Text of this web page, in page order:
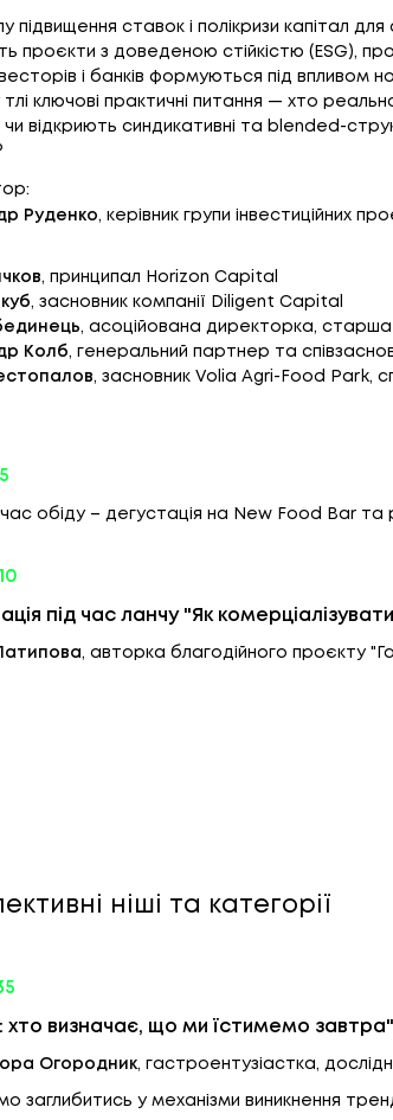
підвищення ставок і полікризи капітал
проєкти з доведеною стійкістю (ESG),
і банків формуються під впливом
ключові практичні питання — хто
чи відкриють синдикативні та blended-
Руденко, керівник групи інвестиційних
, принципал Horizon Capital
, засновник компанії Diligent Capital
, асоційована директорка,
Колб, генеральний партнер та
, засновник Volia Agri-Food Park,
час обіду – дегустація на New Food Bar
під час ланчу "Як
, авторка благодійного проєкту
ніші та категорії
хто визначає, що ми їстимемо завтра"
Огородник, гастроентузіастка,
заглибитись у механізми виникнення